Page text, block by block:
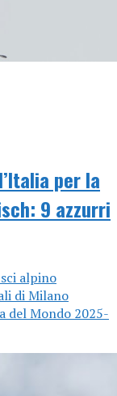
per la
9 azzurri
alpino
di Milano
del Mondo 2025-